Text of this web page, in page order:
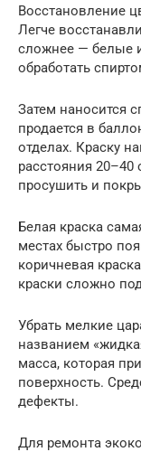
Восстановление
Легче
сложнее — белые
обработать
Затем наносится
продается в
отделах. Краску
расстояния
просушить и
Белая краска
местах быстро
коричневая
краски сложно
Убрать мелкие
названием
масса, которая
поверхность.
дефекты.
Для ремонта